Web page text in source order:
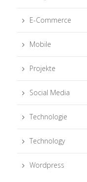
E-Commerce
Mobile
Projekte
Social Media
Technologie
Technology
Wordpress